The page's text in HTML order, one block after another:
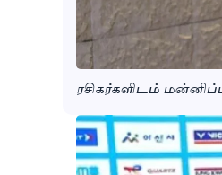
ரசிகர்களிடம்